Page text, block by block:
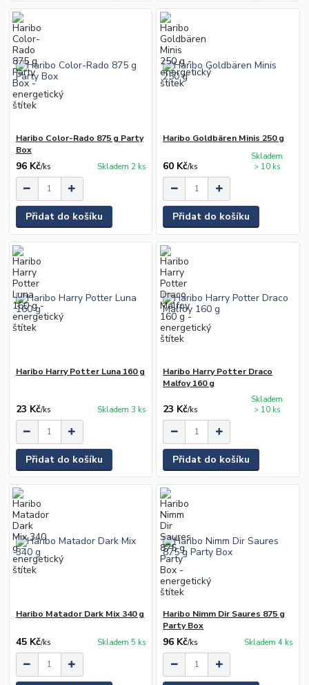
Haribo Color-Rado 875 g Party
Box
96 Kč/ks Skladem 2 ks
Přidat do košíku
Haribo Goldbären Minis 250 g
60 Kč/ks
Skladem
> 10 ks
Přidat do košíku
Haribo Harry Potter Luna 160 g
23 Kč/ks Skladem 3 ks
Přidat do košíku
Haribo Harry Potter Draco
Malfoy 160 g
23 Kč/ks
Skladem
> 10 ks
Přidat do košíku
Haribo Matador Dark Mix 340 g
45 Kč/ks Skladem 5 ks
Haribo Nimm Dir Saures 875 g
Party Box
96 Kč/ks Skladem 4 ks